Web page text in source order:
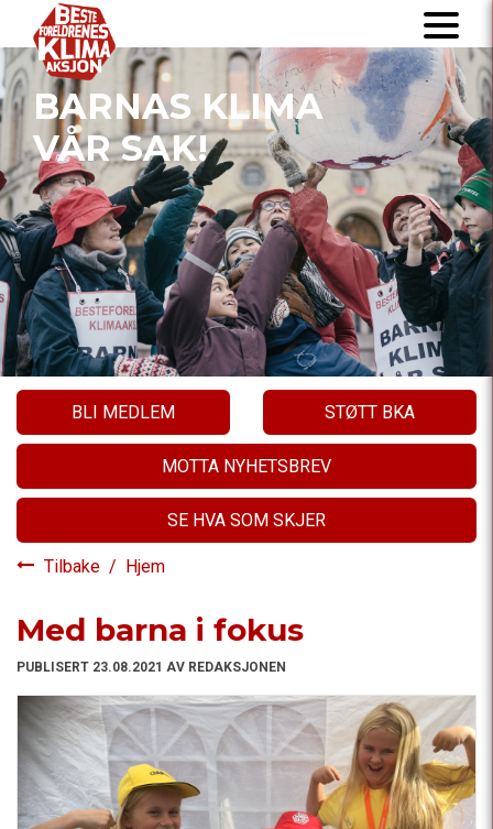
BARNAS KLIMA
VÅR SAK!
BLI MEDLEM STØTT BKA
MOTTA NYHETSBREV
SE HVA SOM SKJER
Tilbake / Hjem
Med barna i fokus
PUBLISERT 23.08.2021 AV REDAKSJONEN